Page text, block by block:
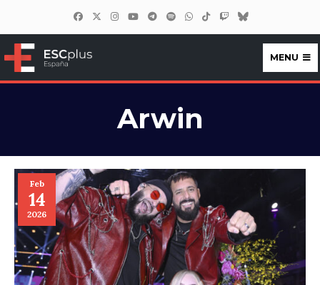
ESCplus España
MENU
Arwin
Feb
14
2026